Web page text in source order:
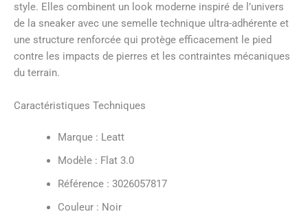
style. Elles combinent un look moderne inspiré de l’univers
de la sneaker avec une semelle technique ultra-adhérente et
une structure renforcée qui protège efficacement le pied
contre les impacts de pierres et les contraintes mécaniques
du terrain.
Caractéristiques Techniques
Marque : Leatt
Modèle : Flat 3.0
Référence : 3026057817
Couleur : Noir